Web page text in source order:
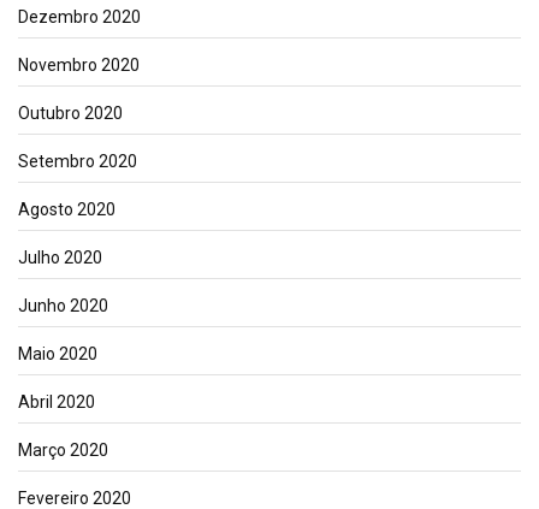
Dezembro 2020
Novembro 2020
Outubro 2020
Setembro 2020
Agosto 2020
Julho 2020
Junho 2020
Maio 2020
Abril 2020
Março 2020
Fevereiro 2020